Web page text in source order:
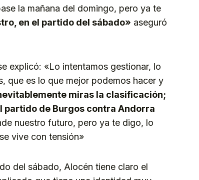
la mañana del domingo, pero ya te
en el partido del sábado» aseguró
explicó: «Lo intentamos gestionar, lo
que es lo que mejor podemos hacer y
miras la clasificación;
partido de Burgos contra Andorra
nuestro futuro, pero ya te digo, lo
vive con tensión»
del sábado, Alocén tiene claro el